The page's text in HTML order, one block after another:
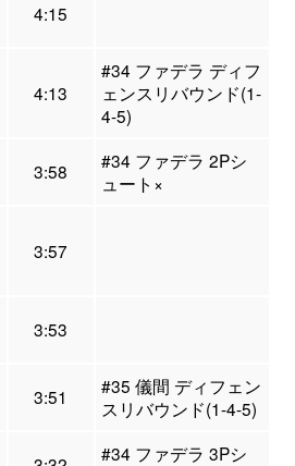
4:15
4:13
#34 ファデラ ディフ
ェンスリバウンド(1-
4-5)
3:58
#34 ファデラ 2Pシ
ュート×
3:57
3:53
3:51
#35 儀間 ディフェン
スリバウンド(1-4-5)
#34 ファデラ 3Pシ